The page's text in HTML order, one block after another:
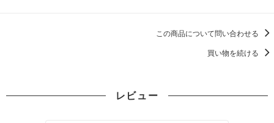
この商品について問い合わせる
買い物を続ける
レビュー